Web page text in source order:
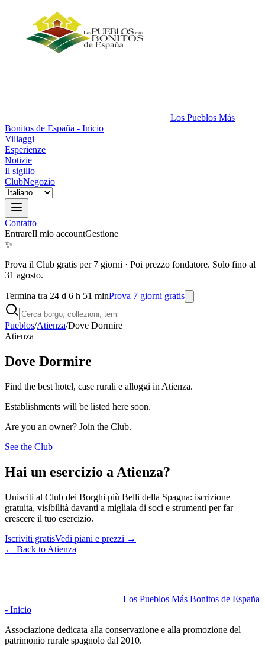
Los Pueblos Más
Bonitos de España - Inicio
Villaggi
Esperienze
Notizie
Il sigillo
ClubNegozio
Contatto
EntrareIl mio accountGestione
✨
Prova il Club gratis per 7 giorni · Poi prezzo fondatore. Solo fino al
31 agosto.
Termina tra 24 d 6 h 51 minProva 7 giorni gratis
Pueblos/Atienza/Dove Dormire
Atienza
Dove Dormire
Find the best hotel, case rurali e alloggi in Atienza.
Establishments will be listed here soon.
Are you an owner? Join the Club.
See the Club
Hai un esercizio a Atienza?
Unisciti al Club dei Borghi più Belli della Spagna: iscrizione
gratuita, visibilità davanti a migliaia di soci e strumenti per far
crescere il tuo esercizio.
Iscriviti gratisVedi piani e prezzi →
← Back to Atienza
Los Pueblos Más Bonitos de España
- Inicio
Associazione dedicata alla conservazione e alla promozione del
patrimonio rurale spagnolo dal 2010.